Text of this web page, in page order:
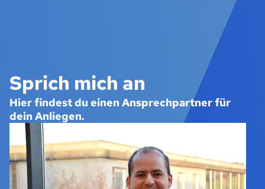
Sprich mich an
Hier findest du einen Ansprechpartner für
dein Anliegen.